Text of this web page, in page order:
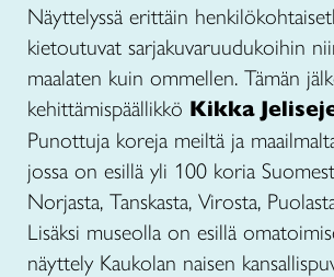
Näyttelyssä erittäin
kietoutuvat sarjakuvaruudukoihin
maalaten kuin ommellen. Tämän
kehittämispäällikkö Kikka
Punottuja koreja meiltä ja
jossa on esillä yli 100 koria
Norjasta, Tanskasta, Virosta,
Lisäksi museolla on esillä
näyttely Kaukolan naisen